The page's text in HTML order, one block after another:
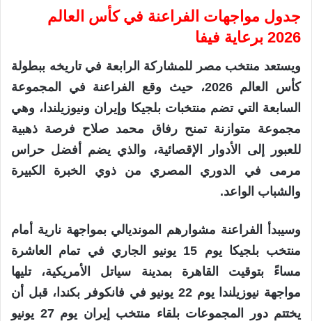
جدول مواجهات الفراعنة في كأس العالم
2026 برعاية فيفا
ويستعد منتخب مصر للمشاركة الرابعة في تاريخه ببطولة
كأس العالم 2026، حيث وقع الفراعنة في المجموعة
السابعة التي تضم منتخبات بلجيكا وإيران ونيوزيلندا، وهي
مجموعة متوازنة تمنح رفاق محمد صلاح فرصة ذهبية
للعبور إلى الأدوار الإقصائية، والذي يضم أفضل حراس
مرمى في الدوري المصري من ذوي الخبرة الكبيرة
والشباب الواعد.
وسيبدأ الفراعنة مشوارهم المونديالي بمواجهة نارية أمام
منتخب بلجيكا يوم 15 يونيو الجاري في تمام العاشرة
مساءً بتوقيت القاهرة بمدينة سياتل الأمريكية، تليها
مواجهة نيوزيلندا يوم 22 يونيو في فانكوفر بكندا، قبل أن
يختتم دور المجموعات بلقاء منتخب إيران يوم 27 يونيو